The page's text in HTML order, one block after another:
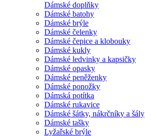
Dámské doplňky
Dámské batohy
Dámské brýle
Dámské čelenky
Dámské čepice a klobouky
Dámské kukly
Dámské ledvinky a kapsičky
Dámské opasky
Dámské peněženky
Dámské ponožky
Dámská potítka
Dámské rukavice
Dámské šátky, nákrčníky a šály
Dámské tašky
Lyžařské brýle